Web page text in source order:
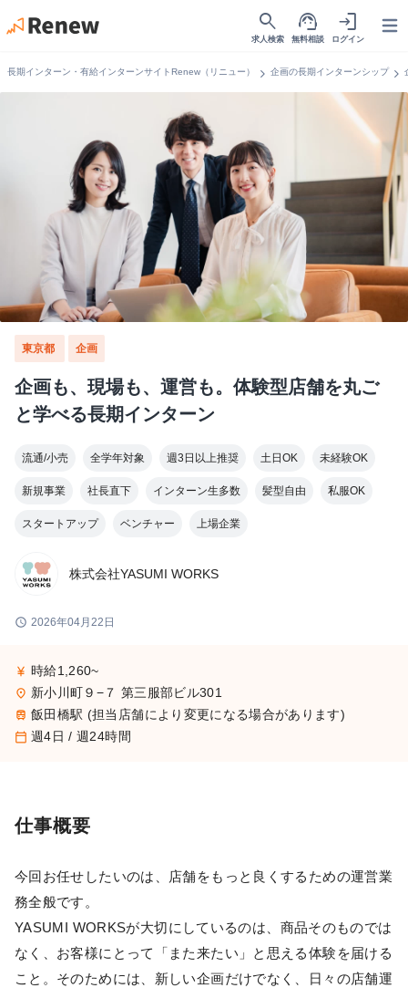
search
求人検索
support_agent
無料相談
login
ログイン
長期インターン・有給インターンサイトRenew（リニュー） chevron_right 企画の長期インターンシップchevron_right
東京都 企画
企画も、現場も、運営も。体験型店舗を丸ご
と学べる長期インターン
流通/小売 全学年対象 週3日以上推奨 土日OK 未経験OK
新規事業 社長直下 インターン生多数 髪型自由 私服OK
スタートアップ ベンチャー 上場企業
株式会社YASUMI WORKS
schedule 2026年04月22日
currency_yen 時給1,260~
place 新小川町９−７ 第三服部ビル301
train 飯田橋駅 (担当店舗により変更になる場合があります)
calendar_today 週4日 / 週24時間
仕事概要
今回お任せしたいのは、店舗をもっと良くするための運営業
務全般です。
YASUMI WORKSが大切にしているのは、商品そのものでは
なく、お客様にとって「また来たい」と思える体験を届ける
こと。そのためには、新しい企画だけでなく、日々の店舗運